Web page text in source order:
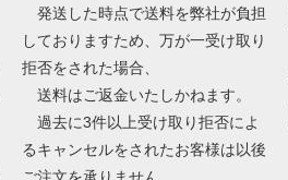
発送した時点で送料を弊社が負担
しておりますため、万が一受け取り
拒否をされた場合、
送料はご返金いたしかねます。
過去に3件以上受け取り拒否によ
るキャンセルをされたお客様は以後